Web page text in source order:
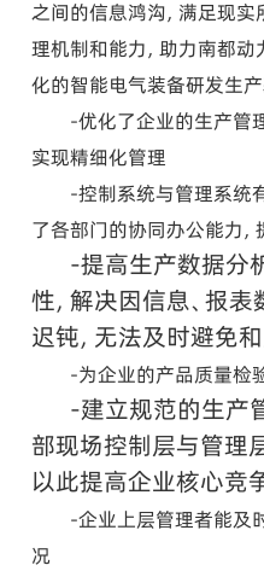
之间的信息鸿沟，满足现
理机制和能力，助力南都
化的智能电气装备研发生产
-优化了企业的生产管
实现精细化管理
-控制系统与管理系统
了各部门的协同办公能力
-提高生产数据分
性，解决因信息、报
迟钝，无法及时避免
-为企业的产品质量检
-建立规范的生产
部现场控制层与管理
以此提高企业核心竞
-企业上层管理者能及
况